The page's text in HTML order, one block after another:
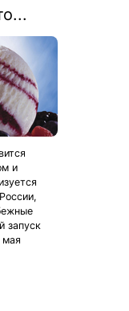
и
запуск
мая